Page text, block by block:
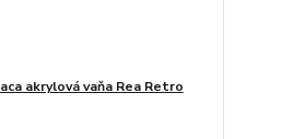
akrylová vaňa Rea Retro